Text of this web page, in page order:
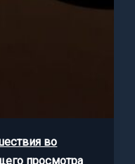
во
просмотра